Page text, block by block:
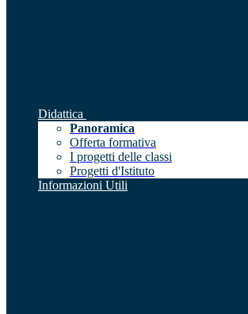
Didattica
Panoramica
Offerta formativa
I progetti delle classi
Progetti d'Istituto
Informazioni Utili